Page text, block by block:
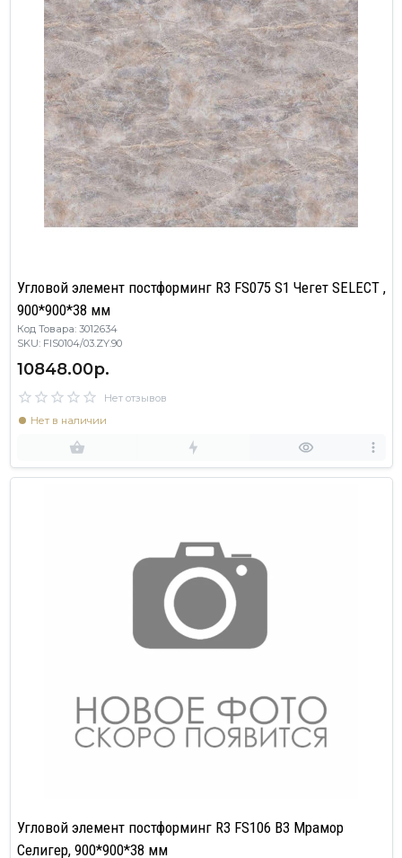
Угловой элемент постформинг R3 FS075 S1 Чегет SELECT ,
900*900*38 мм
Код Товара: 3012634
SKU: FIS0104/03.ZY.90
10848.00р.
Нет отзывов
Нет в наличии
Угловой элемент постформинг R3 FS106 B3 Мрамор
Селигер, 900*900*38 мм